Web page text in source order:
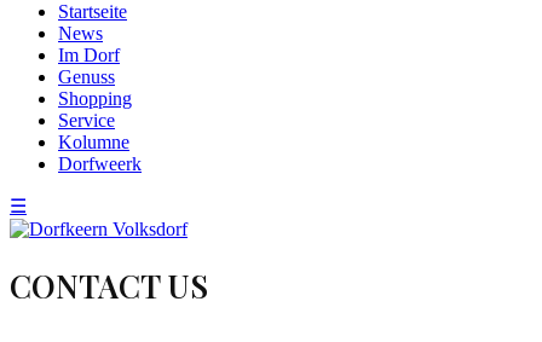
Startseite
News
Im Dorf
Genuss
Shopping
Service
Kolumne
Dorfweerk
☰
CONTACT US